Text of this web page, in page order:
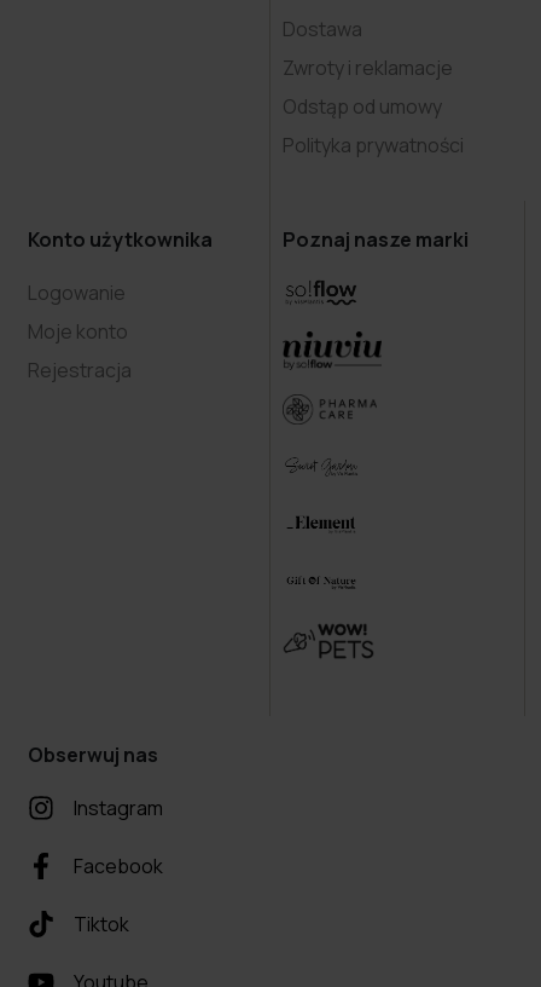
Dostawa
Zwroty i reklamacje
Odstąp od umowy
Polityka prywatności
Konto użytkownika
Logowanie
Moje konto
Rejestracja
Poznaj nasze marki
Obserwuj nas
Instagram
Facebook
Tiktok